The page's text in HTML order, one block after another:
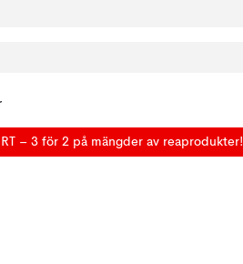
– 3 för 2 på mängder av reaprodukter!